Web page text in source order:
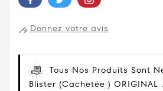
Donnez votre avis
Tous Nos Produits Sont
Blister (cachetée ) ORIGINAL .